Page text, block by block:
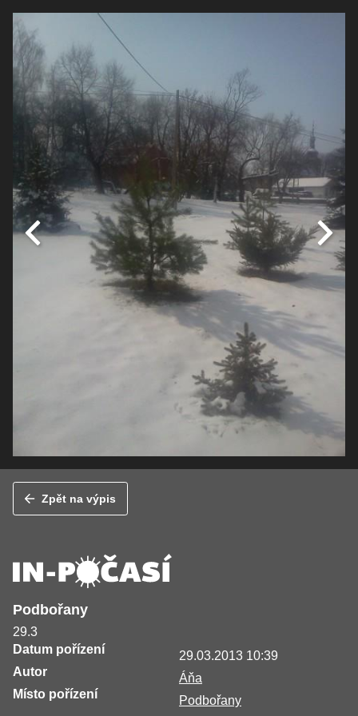
Zpět na výpis
Podbořany
29.3
Datum pořízení
29.03.2013 10:39
Autor
Áňa
Místo pořízení
Podbořany